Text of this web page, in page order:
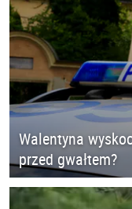
Walentyna
przed gwałtem?